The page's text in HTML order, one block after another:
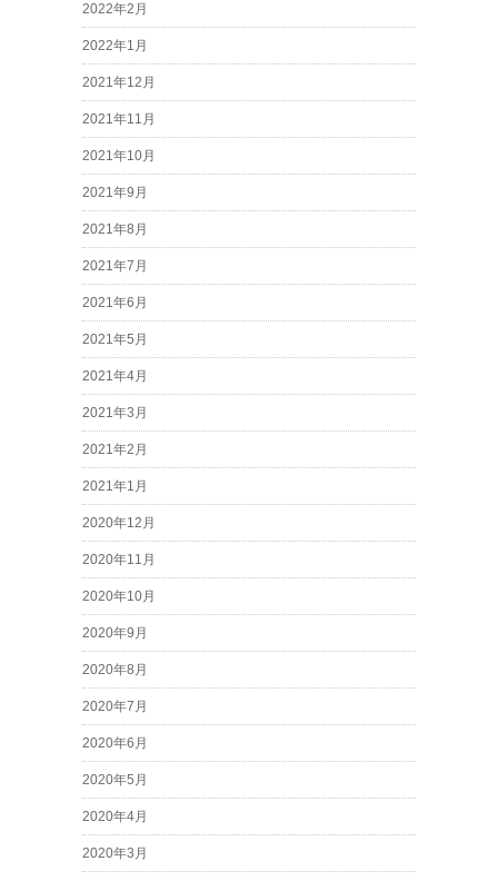
2022年2月
2022年1月
2021年12月
2021年11月
2021年10月
2021年9月
2021年8月
2021年7月
2021年6月
2021年5月
2021年4月
2021年3月
2021年2月
2021年1月
2020年12月
2020年11月
2020年10月
2020年9月
2020年8月
2020年7月
2020年6月
2020年5月
2020年4月
2020年3月